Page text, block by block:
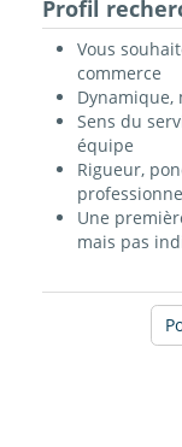
Profil
Vous
commerce
Dynamique,
Sens du
équipe
Rigueur,
Une
mais pas